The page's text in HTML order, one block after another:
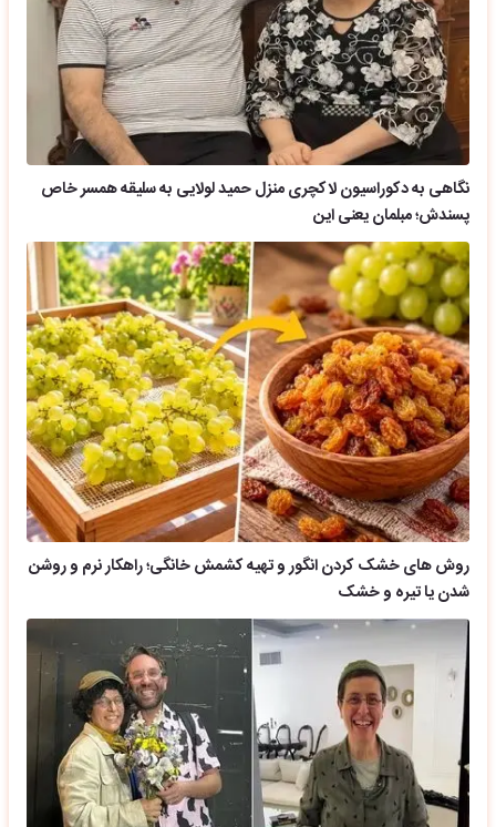
نگاهی به دکوراسیون لاکچری منزل حمید لولایی به سلیقه همسر خاص
پسندش؛ مبلمان یعنی این
روش های خشک کردن انگور و تهیه کشمش خانگی؛ راهکار نرم و روشن
شدن یا تیره و خشک